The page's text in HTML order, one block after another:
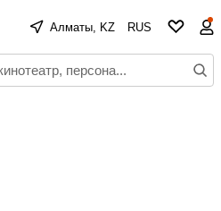
Алматы, KZ RUS